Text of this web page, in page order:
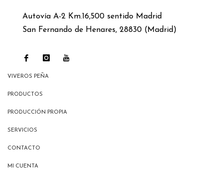
Autovía A-2 Km.16,500 sentido Madrid
San Fernando de Henares, 28830 (Madrid)
VIVEROS PEÑA
PRODUCTOS
PRODUCCIÓN PROPIA
SERVICIOS
CONTACTO
MI CUENTA